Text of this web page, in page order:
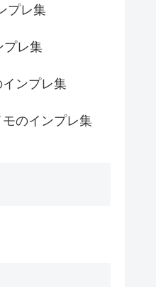
プレ集
プレ集
ンプレ集
のインプレ集